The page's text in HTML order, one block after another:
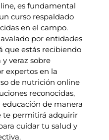
es fundamental
curso respaldado
en el campo.
por entidades
que estás recibiendo
veraz sobre
expertos en la
de nutrición online
reconocidas,
de manera
te permitirá adquirir
cuidar tu salud y